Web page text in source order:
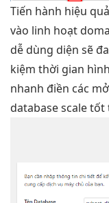
Tiến hành hiệu quả
vào linh hoạt
dễ dùng diện sẽ
kiệm thời gian
nhanh điền các
databasescale tốt